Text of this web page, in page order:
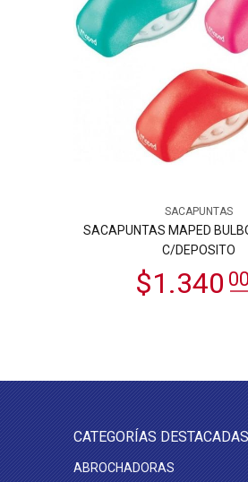
SACAPUNTAS
SACAPUNTAS MAPED
C/DEPOSITO
CATEGORÍAS DESTACADAS
ABROCHADORAS